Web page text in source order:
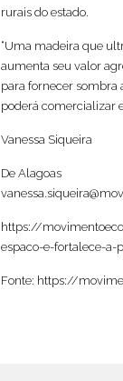
rurais do estado.
“Uma madeira que
aumenta seu valor
para fornecer sombra
poderá comercializar
Vanessa Siqueira
De Alagoas
https://
espaco-e-fortalece-
Fonte: https://